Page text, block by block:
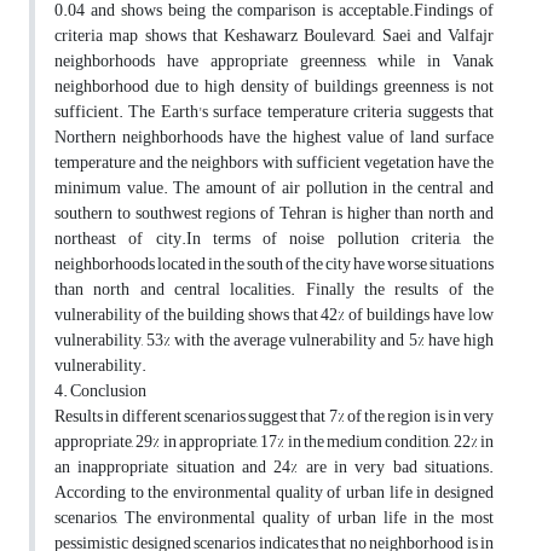
0.04 and shows being the comparison is acceptable.Findings of
criteria map shows that Keshawarz Boulevard, Saei and Valfajr
neighborhoods have appropriate greenness, while in Vanak
neighborhood due to high density of buildings greenness is not
sufficient. The Earth's surface temperature criteria suggests that
Northern neighborhoods have the highest value of land surface
temperature and the neighbors with sufficient vegetation have the
minimum value. The amount of air pollution in the central and
southern to southwest regions of Tehran is higher than north and
northeast of city.In terms of noise pollution criteria, the
neighborhoods located in the south of the city have worse situations
than north and central localities. Finally the results of the
vulnerability of the building shows that 42% of buildings have low
vulnerability, 53% with the average vulnerability and 5% have high
vulnerability.
4. Conclusion
Results in different scenarios suggest that 7% of the region is in very
appropriate, 29% in appropriate, 17% in the medium condition, 22% in
an inappropriate situation and 24% are in very bad situations.
According to the environmental quality of urban life in designed
scenarios, The environmental quality of urban life in the most
pessimistic designed scenarios indicates that no neighborhood is in